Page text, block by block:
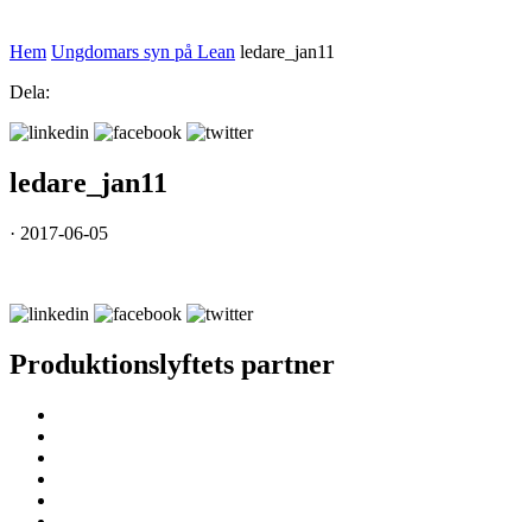
Hem Ungdomars syn på Lean ledare_jan11
Dela:
ledare_jan11
· 2017-06-05
Produktionslyftets partner